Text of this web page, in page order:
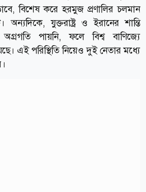
বিশেষ করে হরমুজ প্রণালির চলমান
অন্যদিকে, যুক্তরাষ্ট্র ও ইরানের শান্তি
পায়নি, ফলে বিশ্ব বাণিজ্যে
এই পরিস্থিতি নিয়েও দুই নেতার মধ্যে